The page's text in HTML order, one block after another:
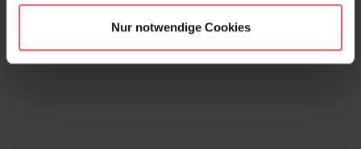
Nur notwendige Cookies
Migrating Birds, slate blue